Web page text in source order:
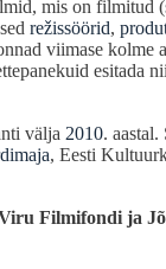
mis on filmitud
režissöörid,
viimase kolme
esitada
välja 2010. aastal.
, Eesti
Filmifondi ja